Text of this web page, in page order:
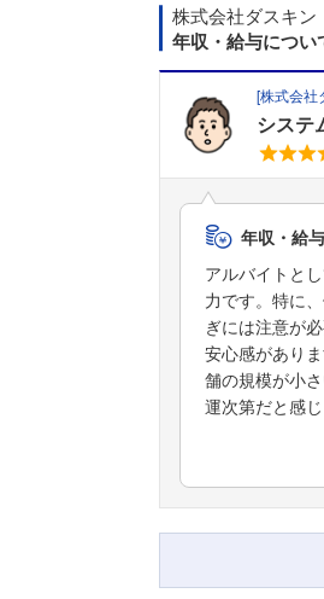
株式会社ダスキン
年収・給与につい
[株式会社
システ
年収・給
アルバイトと
力です。特に
ぎには注意が
安心感があり
舗の規模が小
運次第だと感